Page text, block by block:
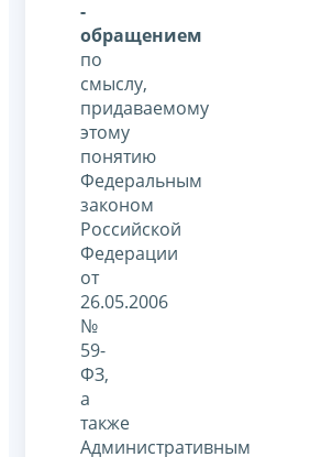
-
обращением
по
смыслу,
придаваемому
этому
понятию
Федеральным
законом
Российской
Федерации
от
26.05.2006
№
59-
ФЗ,
а
также
Административным